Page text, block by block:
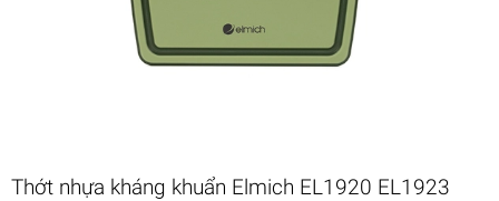
Thớt nhựa kháng khuẩn Elmich EL1920 EL1923